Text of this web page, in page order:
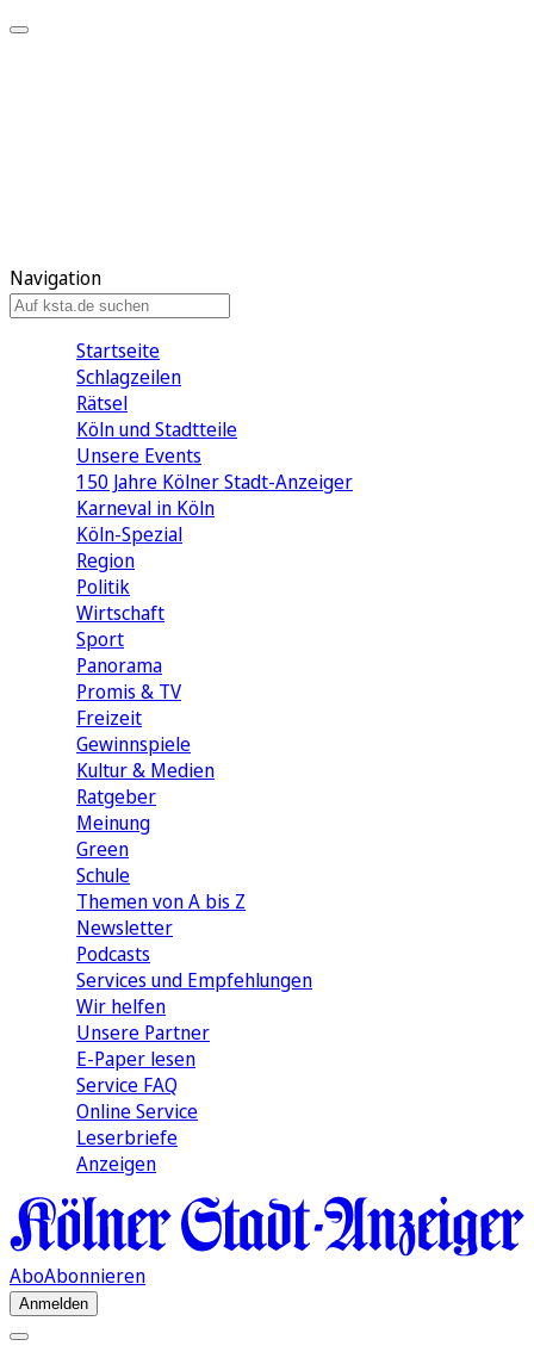
Navigation
Startseite
Schlagzeilen
Rätsel
Köln und Stadtteile
Unsere Events
150 Jahre Kölner Stadt-Anzeiger
Karneval in Köln
Köln-Spezial
Region
Politik
Wirtschaft
Sport
Panorama
Promis & TV
Freizeit
Gewinnspiele
Kultur & Medien
Ratgeber
Meinung
Green
Schule
Themen von A bis Z
Newsletter
Podcasts
Services und Empfehlungen
Wir helfen
Unsere Partner
E-Paper lesen
Service FAQ
Online Service
Leserbriefe
Anzeigen
AboAbonnieren
Anmelden